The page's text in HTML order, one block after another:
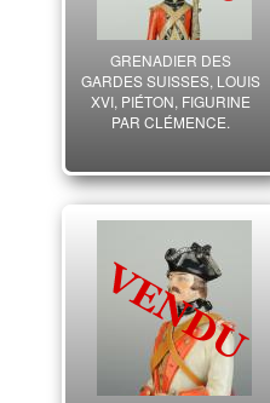
GRENADIER DES
GARDES SUISSES, LOUIS
XVI, PIÉTON, FIGURINE
PAR CLÉMENCE,